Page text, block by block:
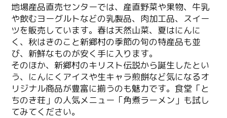
地場産品直売センターでは、産直野菜や果物、牛乳
や飲むヨーグルトなどの乳製品、肉加工品、スイー
ツを販売しています。春は天然山菜、夏はにんに
く、秋はきのこと新郷村の季節の旬の特産品も並
び、新鮮なものが安く手に入ります。
そのほか、新郷村のキリスト伝説から誕生したとい
う、にんにくアイスや生キャラ煎餅など気になるオ
リジナル商品が豊富に揃うのも魅力です。食堂「と
ちのき荘」の人気メニュー「角煮ラーメン」も試し
てみてください。